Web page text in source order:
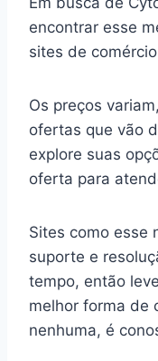
encontrar esse
sites de
Os preços
ofertas que vão
explore suas
oferta para
Sites como esse
suporte e
tempo, então
melhor forma de
nenhuma, é